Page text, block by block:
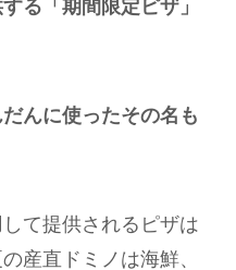
る「 期間限定ピザ」
んに使ったその名も
て提供されるピザは
産直ドミノは海鮮、